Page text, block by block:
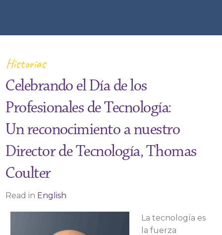
Historias
Celebrando el Día de los
Profesionales de Tecnología:
Un reconocimiento a nuestro
Director de Tecnología, Thomas
Coulter
Read in English
La tecnología es
la fuerza